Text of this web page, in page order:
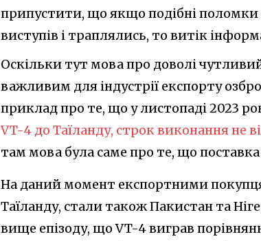
припустити, що якщо подібні поломки
виступів і траплялись, то витік
Оскільки тут мова про доволі
важливим для індустрії експорту
приклад про те, що у листопаді 2023
VT-4 до Таїланду, строк виконання не
там мова була саме про те, що
На даний момент експортними
Таїланду, стали також Пакистан та
вище епізоду, що VT-4 виграв